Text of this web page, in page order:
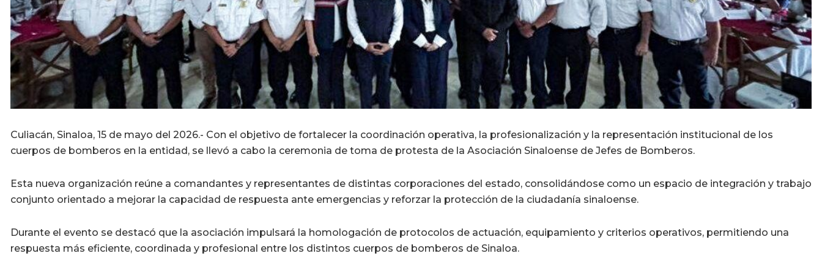
Culiacán, Sinaloa, 15 de mayo del 2026.- Con el objetivo de fortalecer la coordinación operativa, la profesionalización y la representación institucional de los
cuerpos de bomberos en la entidad, se llevó a cabo la ceremonia de toma de protesta de la Asociación Sinaloense de Jefes de Bomberos.
Esta nueva organización reúne a comandantes y representantes de distintas corporaciones del estado, consolidándose como un espacio de integración y trabajo
conjunto orientado a mejorar la capacidad de respuesta ante emergencias y reforzar la protección de la ciudadanía sinaloense.
Durante el evento se destacó que la asociación impulsará la homologación de protocolos de actuación, equipamiento y criterios operativos, permitiendo una
respuesta más eficiente, coordinada y profesional entre los distintos cuerpos de bomberos de Sinaloa.